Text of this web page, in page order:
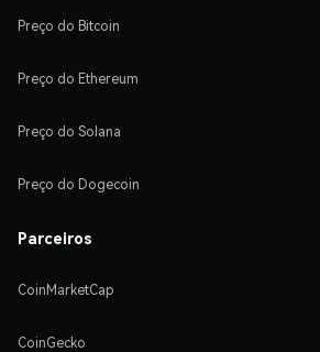
Preço do Bitcoin
Preço do Ethereum
Preço do Solana
Preço do Dogecoin
Parceiros
CoinMarketCap
CoinGecko